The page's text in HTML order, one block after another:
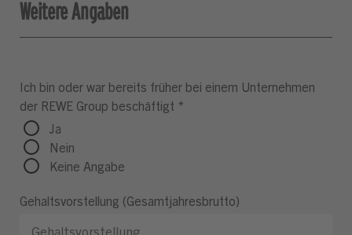
Weitere Angaben
Ich bin oder war bereits früher bei einem Unternehmen
der REWE Group beschäftigt *
Ja
Nein
Keine Angabe
Gehaltsvorstellung (Gesamtjahresbrutto)